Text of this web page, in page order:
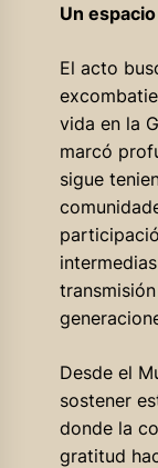
Un
El acto
vida en la
marcó
sigue
Desde el
sostener
donde la
gratitud